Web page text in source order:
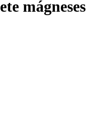
mágneses